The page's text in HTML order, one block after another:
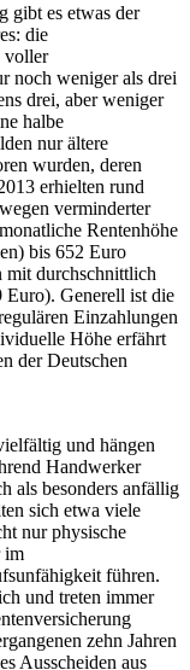
gibt es etwas der
die
voller
noch weniger als drei
drei, aber weniger
halbe
nur ältere
wurden, deren
erhielten rund
verminderter
Rentenhöhe
bis 652 Euro
mit durchschnittlich
Euro). Generell ist die
Einzahlungen
Höhe erfährt
der Deutschen
und hängen
Handwerker
als besonders anfällig
sich etwa viele
nur physische
im
führen.
und treten immer
zehn Jahren
Ausscheiden aus